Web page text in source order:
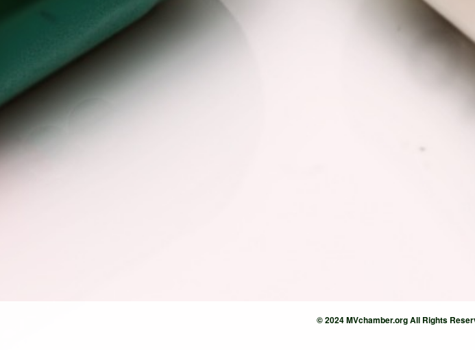
© 2024 MVchamber.org All Rights